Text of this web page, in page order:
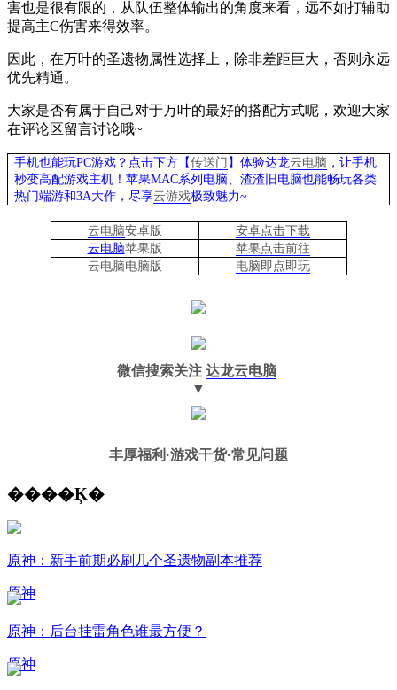
害也是很有限的，从队伍整体输出的角度来看，远不如打辅助
提高主C伤害来得效率。
因此，在万叶的圣遗物属性选择上，除非差距巨大，否则永远
优先精通。
大家是否有属于自己对于万叶的最好的搭配方式呢，欢迎大家
在评论区留言讨论哦~
手机也能玩PC游戏？点击下方【传送门 】体验达龙云电脑 ，让手机
秒变高配游戏主机 ！苹果MAC系列电脑、渣渣旧电脑也能畅玩各类
热门端游和3A大作， 尽享云游戏极致魅力~
云电脑安卓版
安卓点击下载
云电脑苹果版
苹果点击前往
云电脑电脑 版 电脑即点即玩
微信搜索关注 达龙云电脑
▼
丰厚福利 ·游戏干货·常见问题
����Ķ�
原神：新手前期必刷几个圣遗物副本推荐
原神
原神：后台挂雷角色谁最方便？
原神